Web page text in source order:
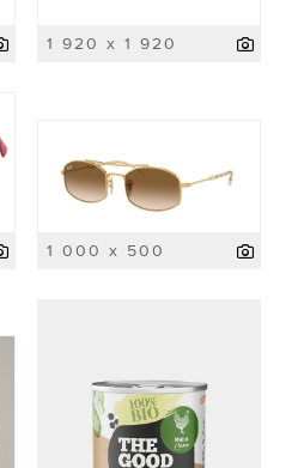
1 920 x 1 920
1 000 x 500